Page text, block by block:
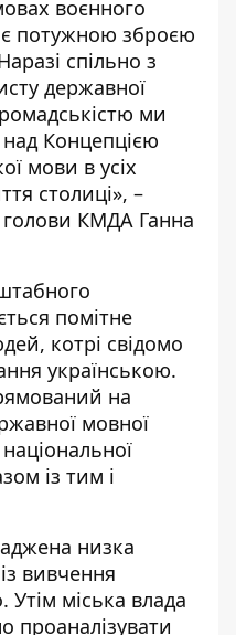
воєнного
є потужною зброєю
спільно з
державної
ми
Концепцією
мови в усіх
столиці», –
КМДА Ганна
помітне
котрі свідомо
українською.
на
мовної
із тим і
низка
вивчення
Утім міська влада
проаналізувати